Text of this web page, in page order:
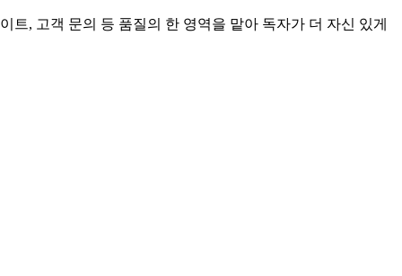
트, 고객 문의 등 품질의 한 영역을 맡아 독자가 더 자신 있게